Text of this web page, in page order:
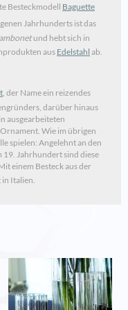
Besteckmodell Baguette
Jahrhunderts ist das
und hebt sich in
aus Edelstahl ab.
, der Name ein reizendes
darüber hinaus
ausgearbeiteten
Wie im übrigen
spielen: Angelehnt an den
19. Jahrhundert sind diese
einem Besteck aus der
Italien.